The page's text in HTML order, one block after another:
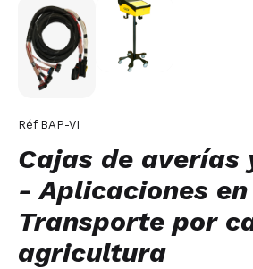
Réf BAP-VI
Cajas de averías
- Aplicaciones
Transporte por
agricultura